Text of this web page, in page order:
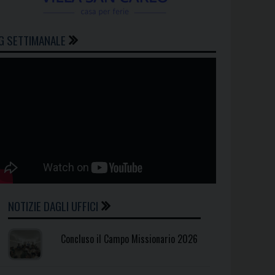
SETTIMANALE
NOTIZIE DAGLI UFFICI
Concluso il Campo Missionario 2026